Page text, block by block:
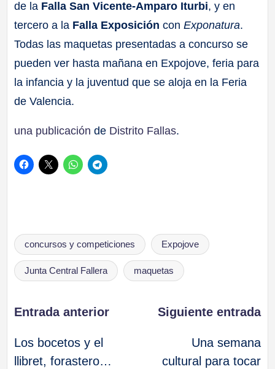
de la Falla San Vicente-Amparo Iturbi, y en
tercero a la Falla Exposición conExponatura.
Todas las maquetas presentadas a concurso se
pueden ver hasta mañana en Expojove, feria para
la infancia y la juventud que se aloja en la Feria
de Valencia.
una publicación de Distrito Fallas.
Etiquetas:
concursos y competiciones Expojove
Junta Central Fallera maquetas
Navegación
de
Entrada anterior
Los bocetos y el
llibret, forastero…
Siguiente entrada
Una semana
cultural para tocar